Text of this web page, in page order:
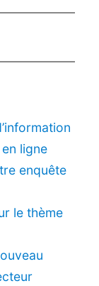
ligne
enquête
le thème